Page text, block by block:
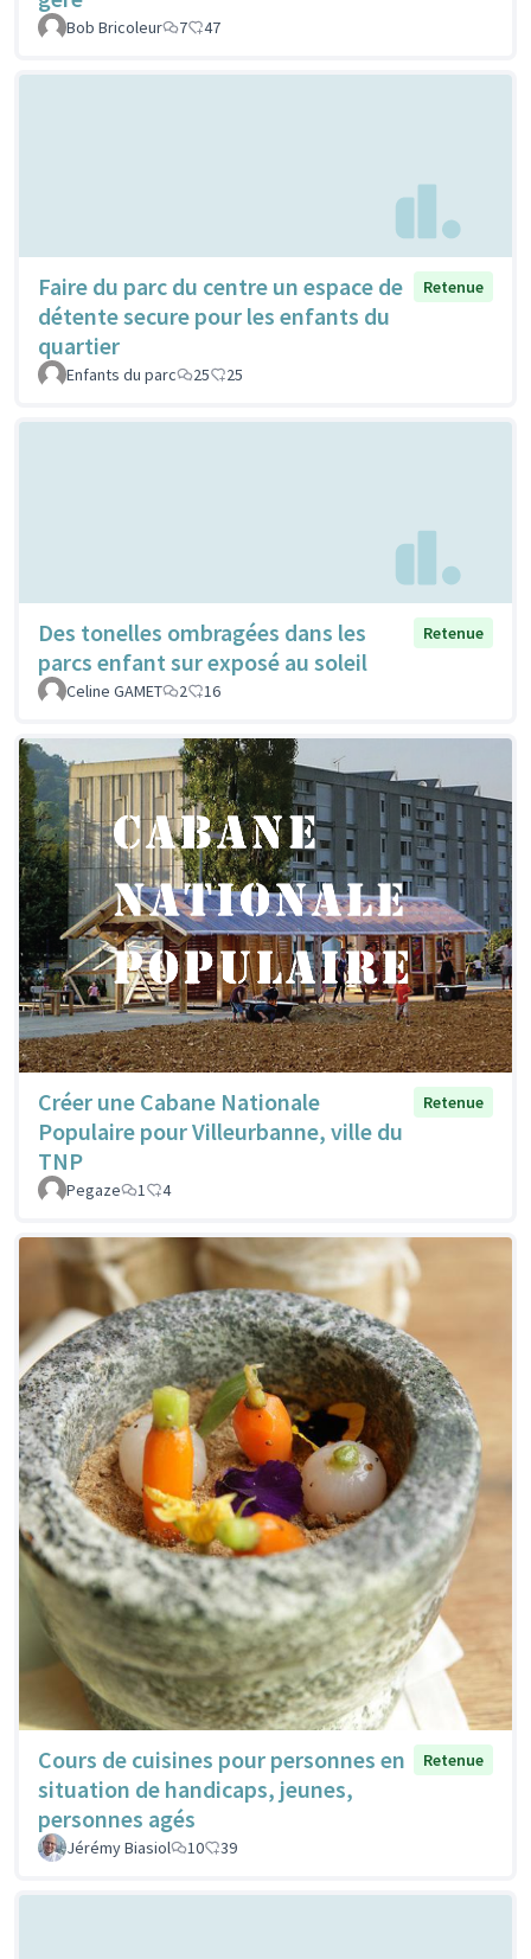
Bob Bricoleur 7 47
Faire du parc du centre un espace de
détente secure pour les enfants du
quartier
Retenue
Enfants du parc 25 25
Des tonelles ombragées dans les
parcs enfant sur exposé au soleil
Retenue
Celine GAMET 2 16
Créer une Cabane Nationale
Populaire pour Villeurbanne, ville du
TNP
Retenue
Pegaze 1 4
Cours de cuisines pour personnes en
situation de handicaps, jeunes,
personnes agés
Retenue
Jérémy Biasiol 10 39